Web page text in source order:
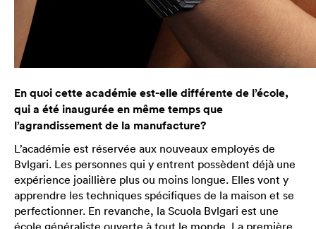
En quoi cette académie est-elle différente de l’école,
qui a été inaugurée en même temps que
l’agrandissement de la manufacture?
L’académie est réservée aux nouveaux employés de
Bvlgari. Les personnes qui y entrent possèdent déjà une
expérience joaillière plus ou moins longue. Elles vont y
apprendre les techniques spécifiques de la maison et se
perfectionner. En revanche, la Scuola Bvlgari est une
école généraliste ouverte à tout le monde. La première